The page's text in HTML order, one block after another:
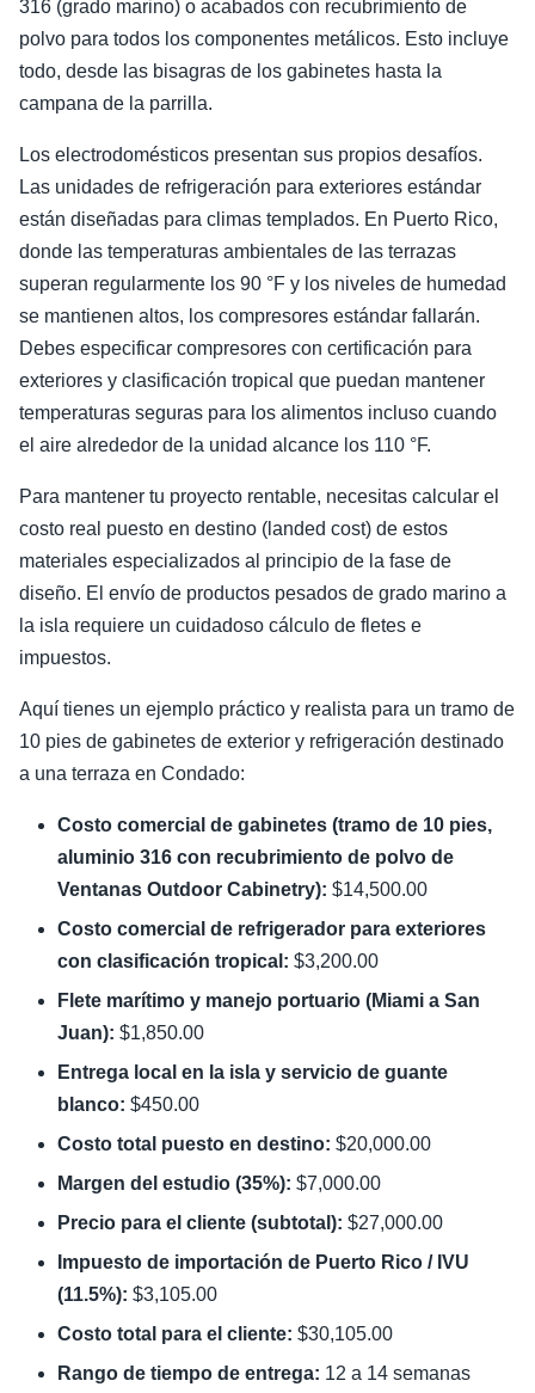
316 (grado marino) o acabados con recubrimiento de
polvo para todos los componentes metálicos. Esto incluye
todo, desde las bisagras de los gabinetes hasta la
campana de la parrilla.
Los electrodomésticos presentan sus propios desafíos.
Las unidades de refrigeración para exteriores estándar
están diseñadas para climas templados. En Puerto Rico,
donde las temperaturas ambientales de las terrazas
superan regularmente los 90 °F y los niveles de humedad
se mantienen altos, los compresores estándar fallarán.
Debes especificar compresores con certificación para
exteriores y clasificación tropical que puedan mantener
temperaturas seguras para los alimentos incluso cuando
el aire alrededor de la unidad alcance los 110 °F.
Para mantener tu proyecto rentable, necesitas calcular el
costo real puesto en destino (landed cost) de estos
materiales especializados al principio de la fase de
diseño. El envío de productos pesados de grado marino a
la isla requiere un cuidadoso cálculo de fletes e
impuestos.
Aquí tienes un ejemplo práctico y realista para un tramo de
10 pies de gabinetes de exterior y refrigeración destinado
a una terraza en Condado:
Costo comercial de gabinetes (tramo de 10 pies,
aluminio 316 con recubrimiento de polvo de
Ventanas Outdoor Cabinetry): $14,500.00
Costo comercial de refrigerador para exteriores
con clasificación tropical: $3,200.00
Flete marítimo y manejo portuario (Miami a San
Juan): $1,850.00
Entrega local en la isla y servicio de guante
blanco: $450.00
Costo total puesto en destino: $20,000.00
Margen del estudio (35%): $7,000.00
Precio para el cliente (subtotal): $27,000.00
Impuesto de importación de Puerto Rico / IVU
(11.5%): $3,105.00
Costo total para el cliente: $30,105.00
Rango de tiempo de entrega: 12 a 14 semanas